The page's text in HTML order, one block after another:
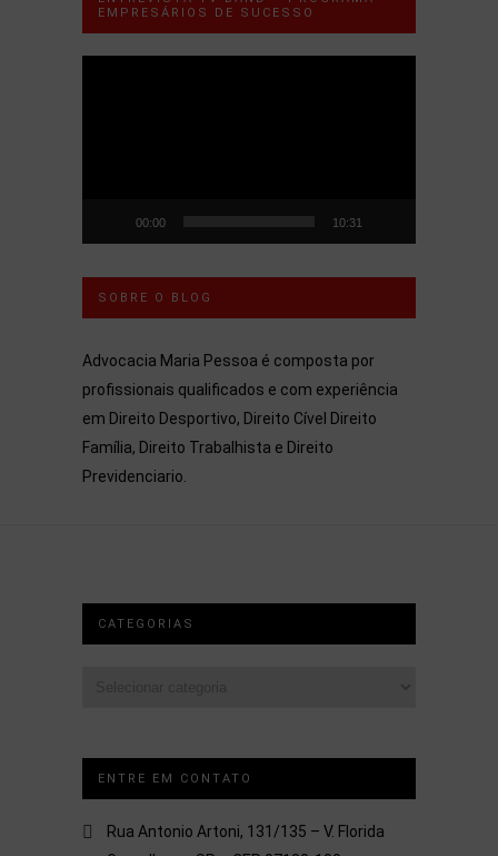
EMPRESÁRIOS DE SUCESSO
00:00 10:31
SOBRE O BLOG
Advocacia Maria Pessoa é composta por
profissionais qualificados e com experiência
em Direito Desportivo, Direito Cível Direito
Família, Direito Trabalhista e Direito
Previdenciario.
CATEGORIAS
ENTRE EM CONTATO
Rua Antonio Artoni, 131/135 – V. Florida